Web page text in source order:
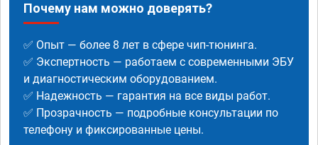
Почему нам можно доверять?
✅ Опыт — более 8 лет в сфере чип-тюнинга.
✅ Экспертность — работаем с современными ЭБУ
и диагностическим оборудованием.
✅ Надежность — гарантия на все виды работ.
✅ Прозрачность — подробные консультации по
телефону и фиксированные цены.